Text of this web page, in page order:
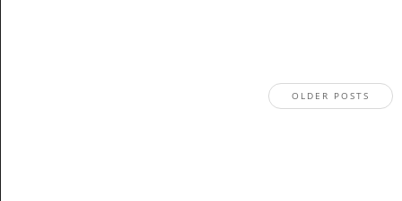
OLDER POSTS